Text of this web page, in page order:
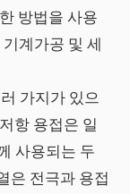
방법을 사용
계가공 및 세
가지가 있으
항 용접은 일
사용되는 두
은 전극과 용접